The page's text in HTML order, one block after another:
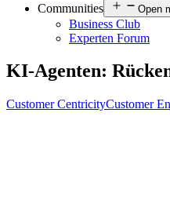
Communities
Open
Business Club
Experten Forum
KI-Agenten:
Customer CentricityCustomer